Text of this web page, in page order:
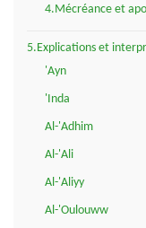
4.Mécréance et
5.Explications et
'Ayn
'Inda
Al-'Adhim
Al-'Ali
Al-'Aliyy
Al-'Oulouww